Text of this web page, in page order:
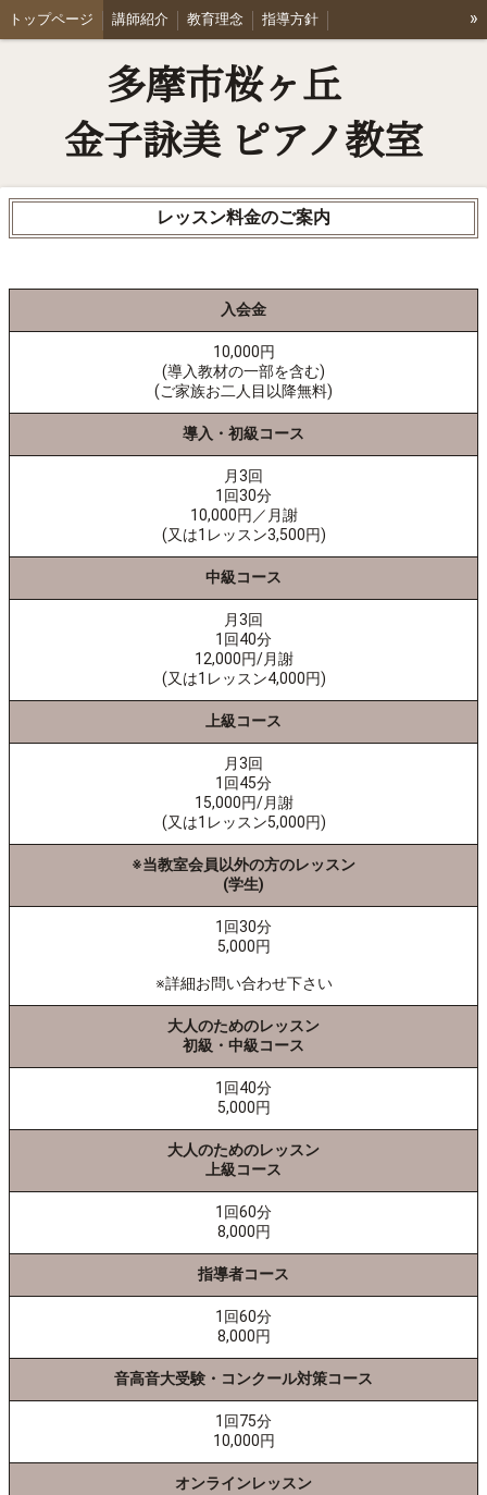
トップページ 講師紹介 教育理念 指導方針
Q & A ブログ リンク集 会員専用ページ
»
多摩市桜ヶ丘
金子詠美 ピアノ教室
レッスン料金のご案内
入会金
10,000円
(導入教材の一部を含む)
(ご家族お二人目以降無料)
導入・初級コース
月3回
1回30分
10,000円／月謝
(又は1レッスン3,500円)
中級コース
月3回
1回40分
12,000円/月謝
(又は1レッスン4,000円)
上級コース
月3回
1回45分
15,000円/月謝
(又は1レッスン5,000円)
※当教室会員以外の方のレッスン
(学生)
1回30分
5,000円
※詳細お問い合わせ下さい
大人のためのレッスン
初級・中級コース
1回40分
5,000円
大人のためのレッスン
上級コース
1回60分
8,000円
指導者コース
1回60分
8,000円
音高音大受験・コンクール対策コース
1回75分
10,000円
オンラインレッスン